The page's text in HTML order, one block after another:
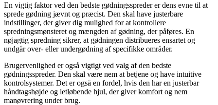
En vigtig faktor ved den bedste gødningsspreder er dens evne til at
sprede gødning jævnt og præcist. Den skal have justerbare
indstillinger, der giver dig mulighed for at kontrollere
spredningsmønsteret og mængden af gødning, der påføres. En
nøjagtig spredning sikrer, at gødningen distribueres ensartet og
undgår over- eller undergødning af specifikke områder.
Brugervenlighed er også vigtigt ved valg af den bedste
gødningsspreder. Den skal være nem at betjene og have intuitive
kontrolsystemer. Det er også en fordel, hvis den har en justerbar
håndtagshøjde og letløbende hjul, der giver komfort og nem
manøvrering under brug.